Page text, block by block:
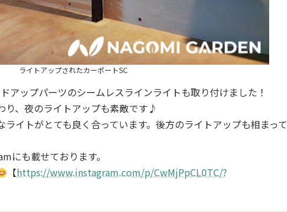
ライトアップされたカーポートSC
アップパーツのシームレスラインライトも取り付けました！
り、夜のライトアップも素敵です♪
イトがとても良く合っています。後方のライトアップも相まって
にも載せております。
【https://www.instagram.com/p/CwMjPpCL0TC/?